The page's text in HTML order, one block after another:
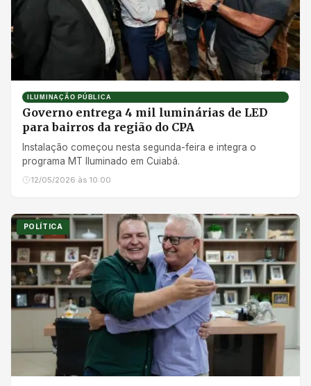
ILUMINAÇÃO PÚBLICA
Governo entrega 4 mil luminárias de LED
para bairros da região do CPA
Instalação começou nesta segunda-feira e integra o
programa MT Iluminado em Cuiabá.
12/05/2026 às 10:00
POLÍTICA